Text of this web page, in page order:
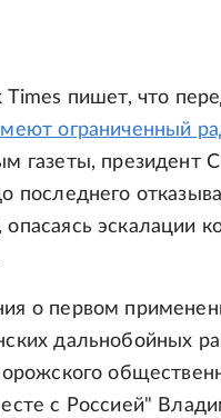
Times пишет, что
ограниченный
газеты,
последнего
опасаясь эскалации
о первом
дальнобойных
с Россией"